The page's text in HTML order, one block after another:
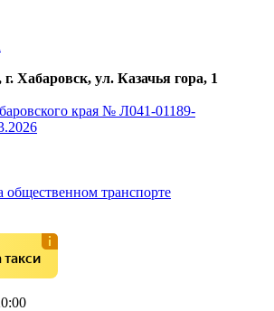
Хабаровск, ул. Казачья гора, 1
края № Л041-01189-
общественном транспорте